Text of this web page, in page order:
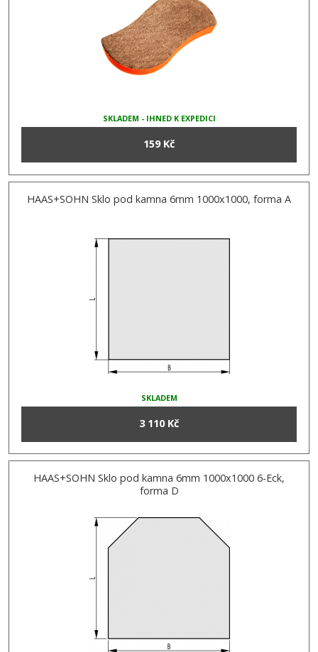
SKLADEM - IHNED K EXPEDICI
159 Kč
HAAS+SOHN Sklo pod kamna 6mm 1000x1000, forma A
SKLADEM
3 110 Kč
HAAS+SOHN Sklo pod kamna 6mm 1000x1000 6-Eck,
forma D